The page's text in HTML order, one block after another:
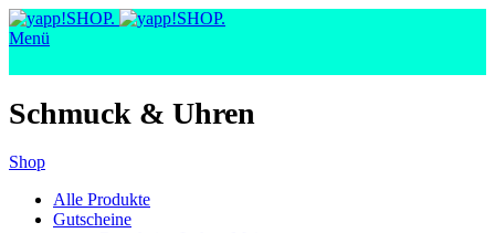
Menü
Schmuck & Uhren
Shop
Alle Produkte
Gutscheine